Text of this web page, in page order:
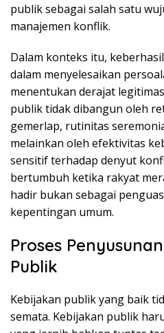
publik sebagai salah satu
manajemen konflik.
Dalam konteks itu,
dalam menyelesaikan
menentukan derajat
publik tidak dibangun oleh
gemerlap, rutinitas
melainkan oleh efektivitas
sensitif terhadap denyut
bertumbuh ketika rakyat
hadir bukan sebagai
kepentingan umum.
Proses
Publik
Kebijakan publik yang baik
semata. Kebijakan publik